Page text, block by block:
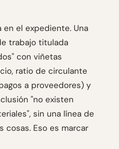
el expediente. Una
trabajo titulada
con viñetas
ratio de circulante
a proveedores) y
"no existen
sin una línea de
cosas. Eso es marcar